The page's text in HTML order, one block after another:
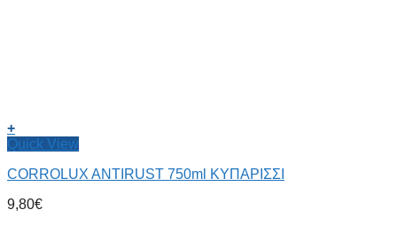
+
Quick View
CORROLUX ANTIRUST 750ml ΚΥΠΑΡΙΣΣΙ
9,80€